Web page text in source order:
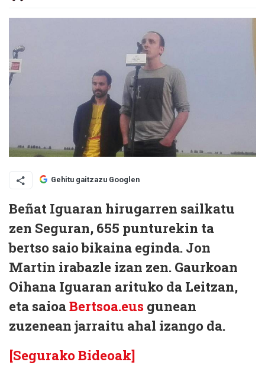
Gehitu gaitzazu Googlen
Beñat Iguaran hirugarren sailkatu
zen Seguran, 655 punturekin ta
bertso saio bikaina eginda. Jon
Martin irabazle izan zen. Gaurkoan
Oihana Iguaran arituko da Leitzan,
eta saioaBertsoa.eus gunean
zuzenean jarraitu ahal izango da.
[Segurako Bideoak]